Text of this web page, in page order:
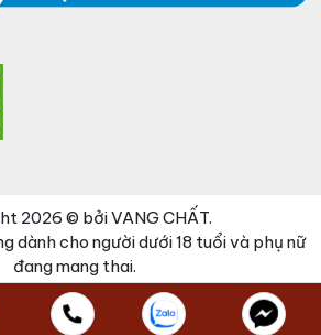
2026 © bởi VANG CHẤT.
dành cho người dưới 18 tuổi và phụ nữ
đang mang thai.
giỏ hàng Thanh toán